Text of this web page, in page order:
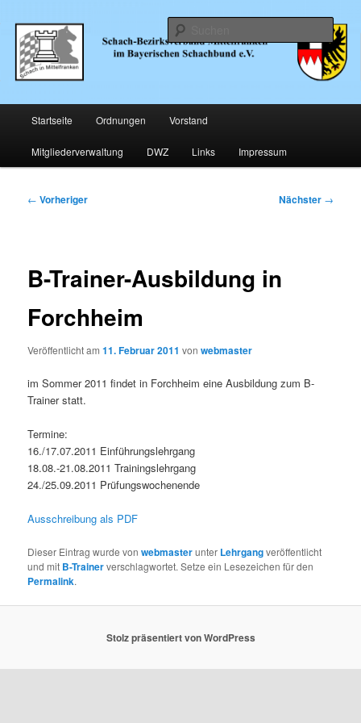
primären
Inhalt
springenSchachbezirk Mittelfranken
Startseite Ordnungen Vorstand
Mitgliederverwaltung DWZ Links Impressum
Beitragsnavigation
← Vorheriger Nächster →
B-Trainer-Ausbildung in
Forchheim
Veröffentlicht am11. Februar 2011 vonwebmaster
im Sommer 2011 findet in Forchheim eine Ausbildung zum B-
Trainer statt.
Termine:
16./17.07.2011 Einführungslehrgang
18.08.-21.08.2011 Trainingslehrgang
24./25.09.2011 Prüfungswochenende
Ausschreibung als PDF
Dieser Eintrag wurde vonwebmasterunter Lehrgangveröffentlicht
und mit B-Trainerverschlagwortet. Setze ein Lesezeichen für den
Permalink.
Stolz präsentiert von WordPress